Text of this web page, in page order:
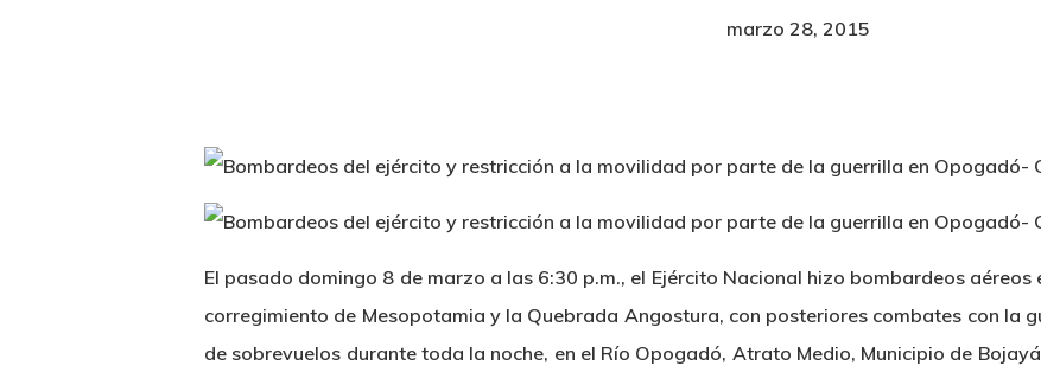
marzo 28, 2015
El pasado domingo 8 de marzo a las 6:30 p.m., el Ejército Nacional hizo bombardeos
corregimiento de Mesopotamia y la Quebrada Angostura, con posteriores combates con la
de sobrevuelos durante toda la noche, en el Río Opogadó, Atrato Medio, Municipio de